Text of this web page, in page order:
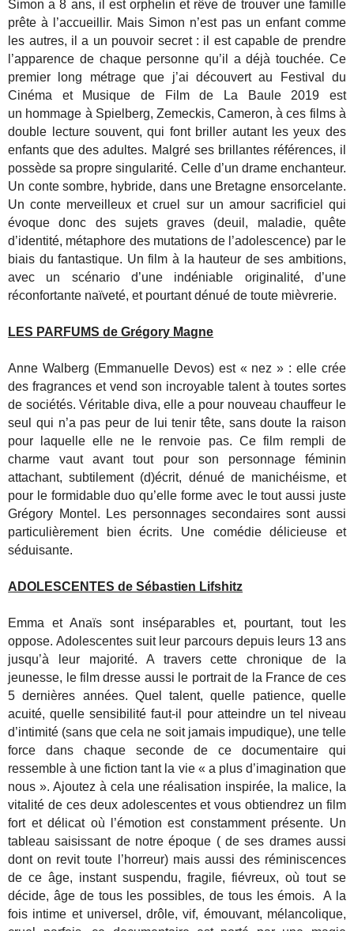
Simon a 8 ans, il est orphelin et rêve de trouver une famille
prête à l’accueillir. Mais Simon n’est pas un enfant comme
les autres, il a un pouvoir secret : il est capable de prendre
l’apparence de chaque personne qu’il a déjà touchée. Ce
premier long métrage que j’ai découvert au Festival du
Cinéma et Musique de Film de La Baule 2019 est
un hommage à Spielberg, Zemeckis, Cameron, à ces films à
double lecture souvent, qui font briller autant les yeux des
enfants que des adultes. Malgré ses brillantes références, il
possède sa propre singularité. Celle d’un drame enchanteur.
Un conte sombre, hybride, dans une Bretagne ensorcelante.
Un conte merveilleux et cruel sur un amour sacrificiel qui
évoque donc des sujets graves (deuil, maladie, quête
d’identité, métaphore des mutations de l’adolescence) par le
biais du fantastique. Un film à la hauteur de ses ambitions,
avec un scénario d’une indéniable originalité, d’une
réconfortante naïveté, et pourtant dénué de toute mièvrerie.
LES PARFUMS de Grégory Magne
Anne Walberg (Emmanuelle Devos) est « nez » : elle crée
des fragrances et vend son incroyable talent à toutes sortes
de sociétés. Véritable diva, elle a pour nouveau chauffeur le
seul qui n’a pas peur de lui tenir tête, sans doute la raison
pour laquelle elle ne le renvoie pas. Ce film rempli de
charme vaut avant tout pour son personnage féminin
attachant, subtilement (d)écrit, dénué de manichéisme, et
pour le formidable duo qu’elle forme avec le tout aussi juste
Grégory Montel. Les personnages secondaires sont aussi
particulièrement bien écrits. Une comédie délicieuse et
séduisante.
ADOLESCENTES de Sébastien Lifshitz
Emma et Anaïs sont inséparables et, pourtant, tout les
oppose. Adolescentes suit leur parcours depuis leurs 13 ans
jusqu’à leur majorité. A travers cette chronique de la
jeunesse, le film dresse aussi le portrait de la France de ces
5 dernières années. Quel talent, quelle patience, quelle
acuité, quelle sensibilité faut-il pour atteindre un tel niveau
d’intimité (sans que cela ne soit jamais impudique), une telle
force dans chaque seconde de ce documentaire qui
ressemble à une fiction tant la vie « a plus d’imagination que
nous ». Ajoutez à cela une réalisation inspirée, la malice, la
vitalité de ces deux adolescentes et vous obtiendrez un film
fort et délicat où l’émotion est constamment présente. Un
tableau saisissant de notre époque ( de ses drames aussi
dont on revit toute l’horreur) mais aussi des réminiscences
de ce âge, instant suspendu, fragile, fiévreux, où tout se
décide, âge de tous les possibles, de tous les émois. A la
fois intime et universel, drôle, vif, émouvant, mélancolique,